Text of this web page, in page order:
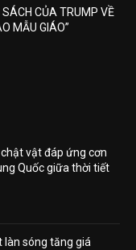
SÁCH CỦA TRUMP VỀ
MẪU GIÁO”
vật đáp ứng cơn
Quốc giữa thời tiết
làn sóng tăng giá